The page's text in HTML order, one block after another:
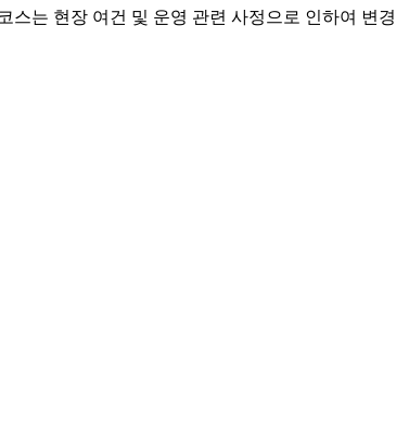
스는 현장 여건 및 운영 관련 사정으로 인하여 변경